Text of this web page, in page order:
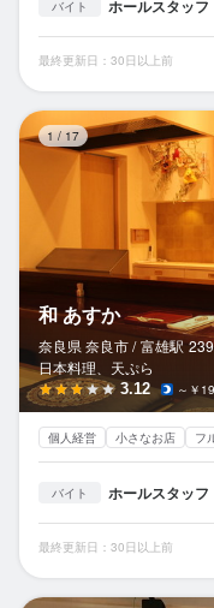
バイト ホールスタッフ
最終更新日：30日以上前
1/17
和 あすか
奈良県 奈良市 / 富雄駅
日本料理、天ぷら
3.12 ～￥
個人経営 小さなお店 フ
バイト ホールスタッフ
最終更新日：30日以上前